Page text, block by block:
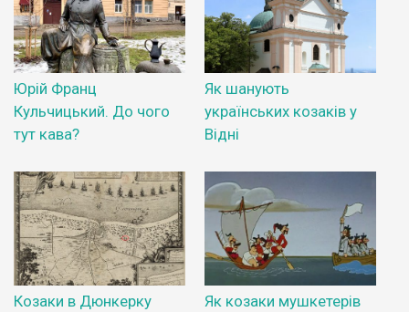
Юрій Франц
Кульчицький. До чого
тут кава?
Як шанують
українських козаків у
Відні
Козаки в Дюнкерку
Як козаки мушкетерів